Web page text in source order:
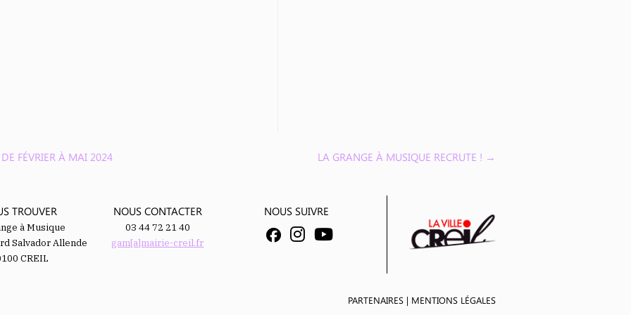
FÉVRIER À MAI 2024 LA GRANGE À MUSIQUE RECRUTE ! →
TROUVER
à Musique
Salvador Allende
CREIL
NOUS CONTACTER
03 44 72 21 40
gam[a]mairie-creil.fr
NOUS SUIVRE
PARTENAIRES | MENTIONS LÉGALES